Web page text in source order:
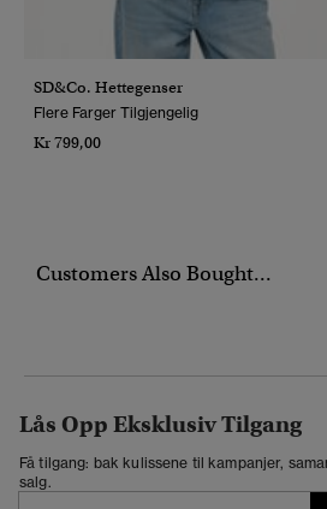
SD&Co. Hettegenser
Flere Farger Tilgjengelig
Kr 799,00
Customers Also Bought...
Lås Opp Eksklusiv Tilgang
Få tilgang: bak kulissene til kampanjer,
salg.